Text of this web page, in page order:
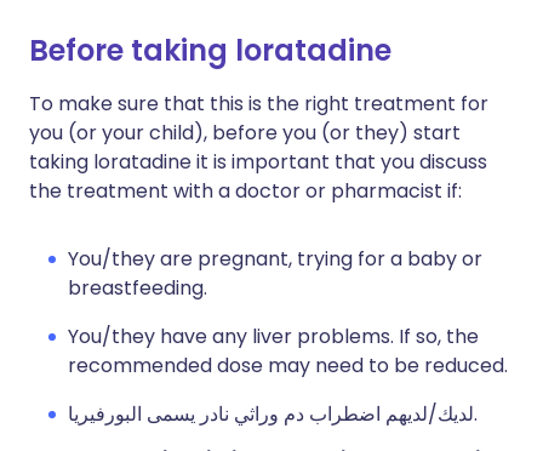
Before taking loratadine
To make sure that this is the right treatment for
you (or your child), before you (or they) start
taking loratadine it is important that you discuss
the treatment with a doctor or pharmacist if:
You/they are pregnant, trying for a baby or
breastfeeding.
You/they have any liver problems. If so, the
recommended dose may need to be reduced.
لديك/لديهم اضطراب دم وراثي نادر يسمى البورفيريا.